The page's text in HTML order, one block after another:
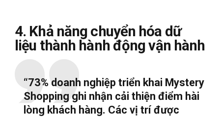
4. Khả năng chuyển hóa dữ
liệu thành hành động vận hành
“73% doanh nghiệp triển khai Mystery
Shopping ghi nhận cải thiện điểm hài
lòng khách hàng. Các vị trí được